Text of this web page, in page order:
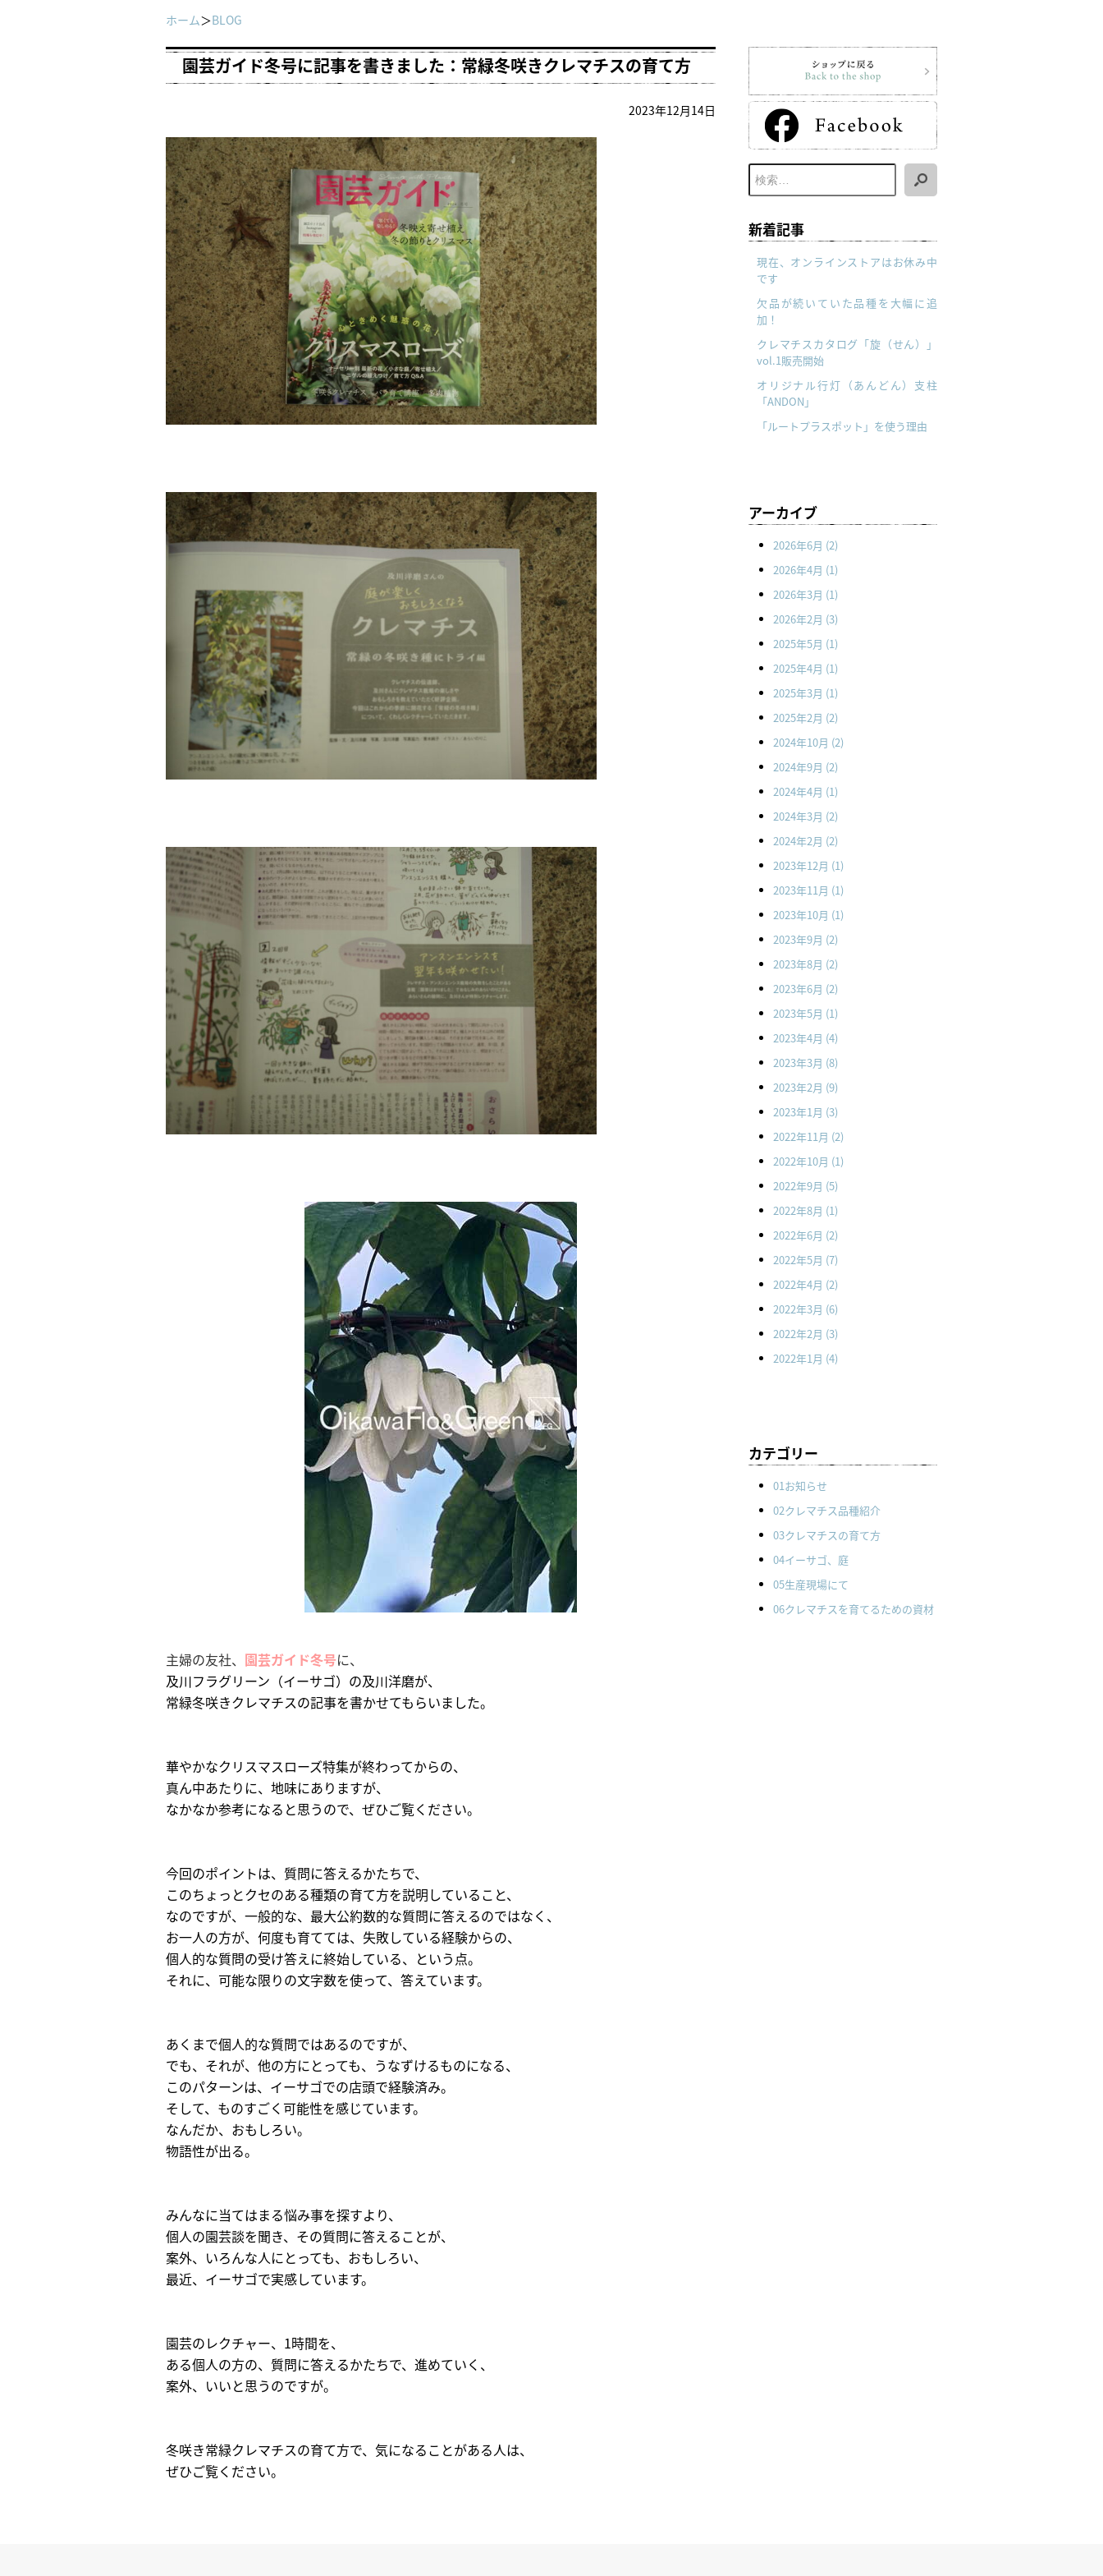
ホーム＞BLOG
園芸ガイド冬号に記事を書きました：常緑冬咲きクレマチスの育て方
2023年12月14日
主婦の友社、 園芸ガイド冬号に、
及川フラグリーン（イーサゴ）の及川洋磨が、
常緑冬咲きクレマチスの記事を書かせてもらいました。
華やかなクリスマスローズ特集が終わってからの、
真ん中あたりに、地味にありますが、
なかなか参考になると思うので、ぜひご覧ください。
今回のポイントは、質問に答えるかたちで、
このちょっとクセのある種類の育て方を説明していること、
なのですが、一般的な、最大公約数的な質問に答えるのではなく、
お一人の方が、何度も育てては、失敗している経験からの、
個人的な質問の受け答えに終始している、という点。
それに、可能な限りの文字数を使って、答えています。
あくまで個人的な質問ではあるのですが、
でも、それが、他の方にとっても、うなずけるものになる、
このパターンは、イーサゴでの店頭で経験済み。
そして、ものすごく可能性を感じています。
なんだか、おもしろい。
物語性が出る。
みんなに当てはまる悩み事を探すより、
個人の園芸談を聞き、その質問に答えることが、
案外、いろんな人にとっても、おもしろい、
最近、イーサゴで実感しています。
園芸のレクチャー、1時間を、
ある個人の方の、質問に答えるかたちで、進めていく、
案外、いいと思うのですが。
冬咲き常緑クレマチスの育て方で、気になることがある人は、
ぜひご覧ください。
新着記事
現在、オンラインストアはお休み中
です
欠品が続いていた品種を大幅に追
加！
クレマチスカタログ「旋（せん）」
vol.1販売開始
オリジナル行灯（あんどん）支柱
「ANDON」
「ルートプラスポット」を使う理由
アーカイブ
2026年6月 (2)
2026年4月 (1)
2026年3月 (1)
2026年2月 (3)
2025年5月 (1)
2025年4月 (1)
2025年3月 (1)
2025年2月 (2)
2024年10月 (2)
2024年9月 (2)
2024年4月 (1)
2024年3月 (2)
2024年2月 (2)
2023年12月 (1)
2023年11月 (1)
2023年10月 (1)
2023年9月 (2)
2023年8月 (2)
2023年6月 (2)
2023年5月 (1)
2023年4月 (4)
2023年3月 (8)
2023年2月 (9)
2023年1月 (3)
2022年11月 (2)
2022年10月 (1)
2022年9月 (5)
2022年8月 (1)
2022年6月 (2)
2022年5月 (7)
2022年4月 (2)
2022年3月 (6)
2022年2月 (3)
2022年1月 (4)
カテゴリー
01お知らせ
02クレマチス品種紹介
03クレマチスの育て方
04イーサゴ、庭
05生産現場にて
06クレマチスを育てるための資材